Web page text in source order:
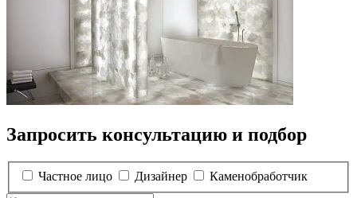
Запросить консультацию и подбор
Частное лицо Дизайнер Каменобработчик